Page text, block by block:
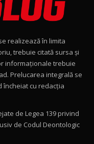
AutoBlog.MD
4MATIC+ / Test
Drive AutoBlog.MD
AutoBlog.MD
realizează în limita
trebuie citată sursa și
informaționale trebuie
Prelucarea integrală se
încheiat cu redacţia
de Legea 139 privind
de Codul Deontologic